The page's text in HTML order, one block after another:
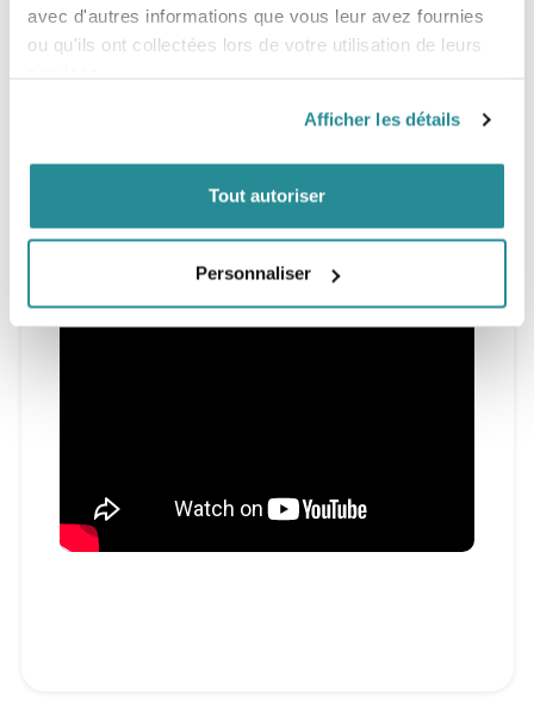
avec d'autres informations que vous leur avez fournies
ou qu'ils ont collectées lors de votre utilisation de leurs
Afficher les détails
Tout autoriser
Personnaliser
qu'elles ne le sont.
Tailles
Bleu ; CC3 : Space Lavender